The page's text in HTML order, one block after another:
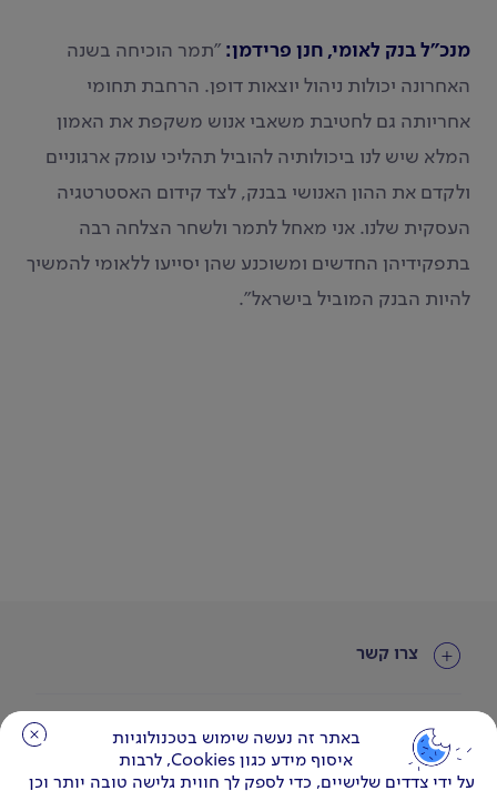
באתר זה נעשה שימוש בטכנולוגיות
איסוף מידע כגון Cookies, לרבות
על ידי צדדים שלישיים, כדי לספק לך חווית גלישה טובה יותר וכן
באתר זה נעשה שימוש בטכנולוגיות
איסוף מידע כגון Cookies, לרבות
על ידי צדדים שלישיים, כדי לספק לך חווית גלישה טובה יותר וכן
מנכ"ל בנק לאומי, חנן פרידמן: "תמר הוכיחה בשנה
האחרונה יכולות ניהול יוצאות דופן. הרחבת תחומי
אחריותה גם לחטיבת משאבי אנוש משקפת את האמון
המלא שיש לנו ביכולותיה להוביל תהליכי עומק ארגוניים
ולקדם את ההון האנושי בבנק, לצד קידום האסטרטגיה
העסקית שלנו. אני מאחל לתמר ולשחר הצלחה רבה
בתפקידיהן החדשים ומשוכנע שהן יסייעו ללאומי להמשיך
להיות הבנק המוביל בישראל״.
צרו קשר
עוד באתר